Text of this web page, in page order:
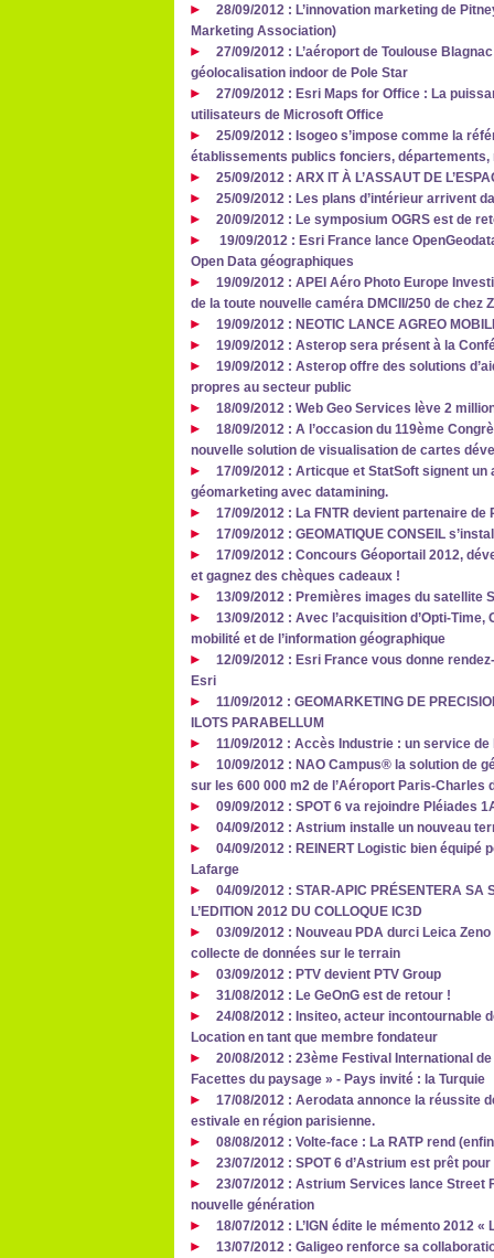
28/09/2012 : L’innovation marketing de
Marketing Association)
27/09/2012 : L’aéroport de Toulouse
géolocalisation indoor de Pole Star
27/09/2012 : Esri Maps for Office : La
utilisateurs de Microsoft Office
25/09/2012 : Isogeo s’impose comme la
établissements publics fonciers, départements,
25/09/2012 : ARX IT À L’ASSAUT DE
25/09/2012 : Les plans d’intérieur arrivent
20/09/2012 : Le symposium OGRS est de
19/09/2012 : Esri France lance
Open Data géographiques
19/09/2012 : APEI Aéro Photo Europe
de la toute nouvelle caméra DMCII/250 de chez
19/09/2012 : NEOTIC LANCE AGREO
19/09/2012 : Asterop sera présent à la
19/09/2012 : Asterop offre des solutions
propres au secteur public
18/09/2012 : Web Geo Services lève 2
18/09/2012 : A l’occasion du 119ème
nouvelle solution de visualisation de cartes
17/09/2012 : Articque et StatSoft signent
géomarketing avec datamining.
17/09/2012 : La FNTR devient partenaire de
17/09/2012 : GEOMATIQUE CONSEIL
17/09/2012 : Concours Géoportail 2012,
et gagnez des chèques cadeaux !
13/09/2012 : Premières images du satellite
13/09/2012 : Avec l’acquisition d’Opti-
mobilité et de l’information géographique
12/09/2012 : Esri France vous donne
Esri
11/09/2012 : GEOMARKETING DE
ILOTS PARABELLUM
11/09/2012 : Accès Industrie : un service
10/09/2012 : NAO Campus® la solution de
sur les 600 000 m2 de l’Aéroport Paris-Charles
09/09/2012 : SPOT 6 va rejoindre Pléiades
04/09/2012 : Astrium installe un nouveau
04/09/2012 : REINERT Logistic bien
Lafarge
04/09/2012 : STAR-APIC PRÉSENTERA SA
L’EDITION 2012 DU COLLOQUE IC3D
03/09/2012 : Nouveau PDA durci Leica
collecte de données sur le terrain
03/09/2012 : PTV devient PTV Group
31/08/2012 : Le GeOnG est de retour !
24/08/2012 : Insiteo, acteur incontournable
Location en tant que membre fondateur
20/08/2012 : 23ème Festival International
Facettes du paysage » - Pays invité : la Turquie
17/08/2012 : Aerodata annonce la réussite
estivale en région parisienne.
08/08/2012 : Volte-face : La RATP rend
23/07/2012 : SPOT 6 d’Astrium est prêt
23/07/2012 : Astrium Services lance Street
nouvelle génération
18/07/2012 : L’IGN édite le mémento 2012
13/07/2012 : Galigeo renforce sa